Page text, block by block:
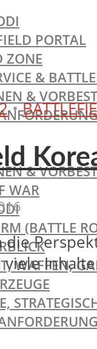
PORTAL
ZONE
&
&
V
&
WAR
(BATTLE
WAFFEN,
•
die